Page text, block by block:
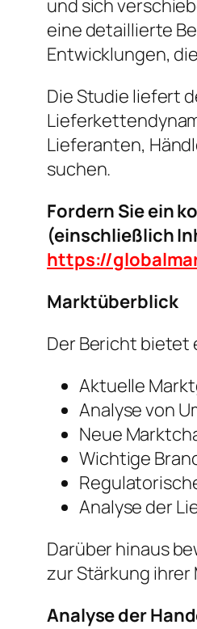
und sich
eine detaillierte
Entwicklungen,
Die Studie liefert
Lieferanten,
suchen.
Fordern Sie ein
(einschließlich
https://
Marktüberblick
Der Bericht bietet
Aktuelle
Analyse von
Neue
Wichtige
Analyse der
Darüber hinaus
zur Stärkung
Analyse der